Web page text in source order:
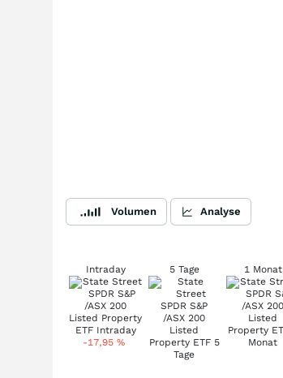
Volumen Analyse
Intraday
-17,95%
5 Tage 1 Monat